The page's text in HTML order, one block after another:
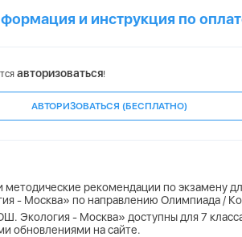
и инструкция по
авторизоваться!
АВТОРИЗОВАТЬСЯ (БЕСПЛАТНО)
рекомендации по экзамену
- Москва» по направлению Олимпиада /
Экология - Москва» доступны для 7 класса,
обновлениями на сайте.